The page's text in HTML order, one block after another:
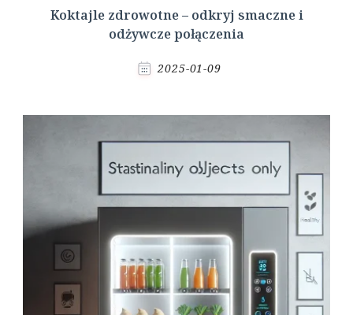
Koktajle zdrowotne – odkryj smaczne i
odżywcze połączenia
2025-01-09